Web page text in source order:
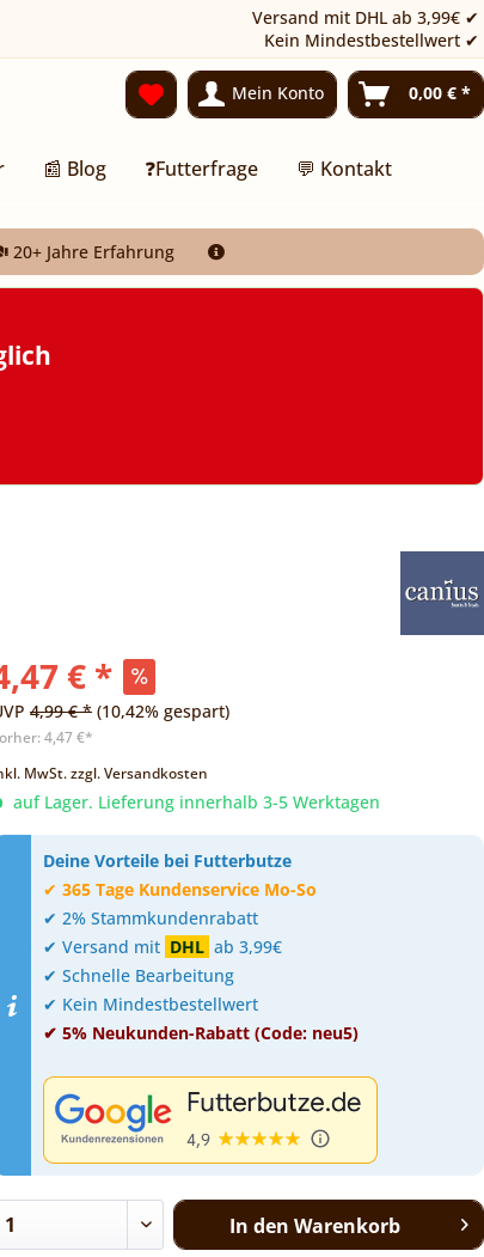
Versand mit DHL ab 3,99€ ✔
Kein Mindestbestellwert ✔
Mein Konto 0,00 € *
📰 Blog ❓Futterfrage 💬 Kontakt
20+ Jahre Erfahrung
€ *
4,99 € * (10,42% gespart)
4,47 €*
MwSt.zzgl. Versandkosten
auf Lager. Lieferung innerhalb 3-5 Werktagen
Deine Vorteile bei Futterbutze
✔365 Tage Kundenservice Mo-So
✔ 2% Stammkundenrabatt
✔ Versand mit DHL ab 3,99€
✔ Schnelle Bearbeitung
✔ Kein Mindestbestellwert
✔ 5% Neukunden-Rabatt (Code: neu5)
In den Warenkorb